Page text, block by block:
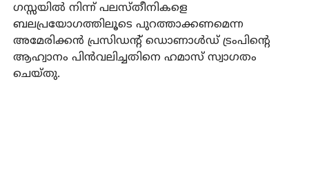
ഗസ്സയില്‍ നിന്ന് പലസ്തീനികളെ
ബലപ്രയോഗത്തിലൂടെ പുറത്താക്കണമെന്ന
അമേരിക്കന്‍ പ്രസിഡന്റ് ഡൊണാള്‍ഡ് ട്രംപിന്റെ
ആഹ്വാനം പിന്‍വലിച്ചതിനെ ഹമാസ് സ്വാഗതം
ചെയ്തു.